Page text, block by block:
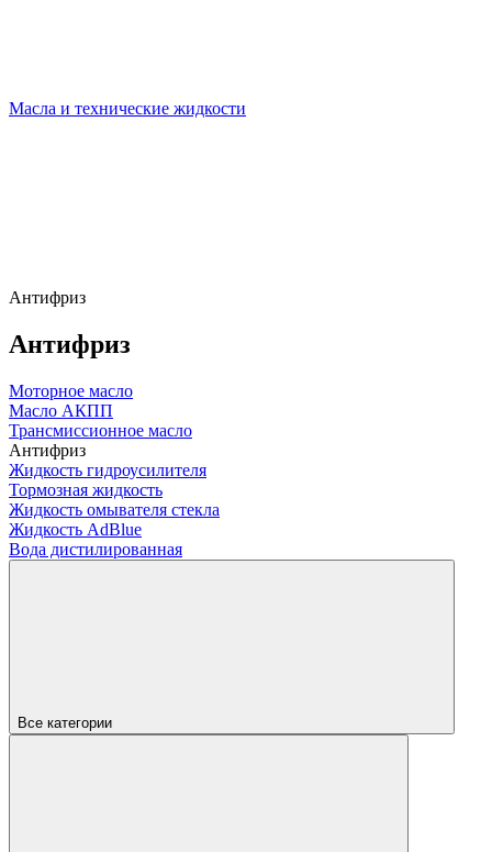
Масла и технические жидкости
Антифриз
Антифриз
Моторное масло
Масло АКПП
Трансмиссионное масло
Антифриз
Жидкость гидроусилителя
Тормозная жидкость
Жидкость омывателя стекла
Жидкость AdBlue
Вода дистилированная
Все категории